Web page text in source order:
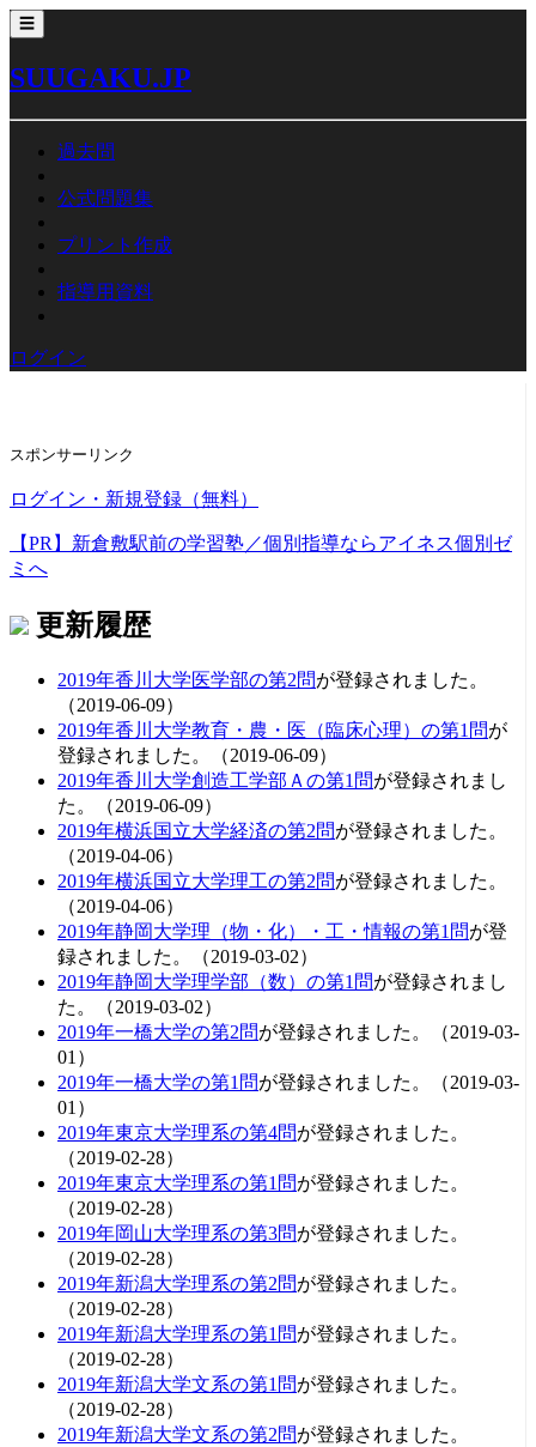
☰
SUUGAKU.JP
過去問
公式問題集
プリント作成
指導用資料
ログイン
スポンサーリンク
ログイン・新規登録（無料）
【PR】新倉敷駅前の学習塾／個別指導ならアイネス個別ゼ
ミへ
更新履歴
2019年香川大学医学部の第2問が登録されました。
（2019-06-09）
2019年香川大学教育・農・医（臨床心理）の第1問が
登録されました。（2019-06-09）
2019年香川大学創造工学部Ａの第1問が登録されまし
た。（2019-06-09）
2019年横浜国立大学経済の第2問が登録されました。
（2019-04-06）
2019年横浜国立大学理工の第2問が登録されました。
（2019-04-06）
2019年静岡大学理（物・化）・工・情報の第1問が登
録されました。（2019-03-02）
2019年静岡大学理学部（数）の第1問が登録されまし
た。（2019-03-02）
2019年一橋大学の第2問が登録されました。（2019-03-
01）
2019年一橋大学の第1問が登録されました。（2019-03-
01）
2019年東京大学理系の第4問が登録されました。
（2019-02-28）
2019年東京大学理系の第1問が登録されました。
（2019-02-28）
2019年岡山大学理系の第3問が登録されました。
（2019-02-28）
2019年新潟大学理系の第2問が登録されました。
（2019-02-28）
2019年新潟大学理系の第1問が登録されました。
（2019-02-28）
2019年新潟大学文系の第1問が登録されました。
（2019-02-28）
2019年新潟大学文系の第2問が登録されました。